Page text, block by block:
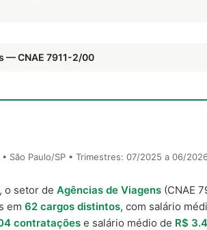
— CNAE 7911-2/00
São Paulo/SP • Trimestres: 07/2025 a 06/
o setor de Agências de Viagens (CNAE
em 62 cargos distintos, com salário
contratações e salário médio de R$